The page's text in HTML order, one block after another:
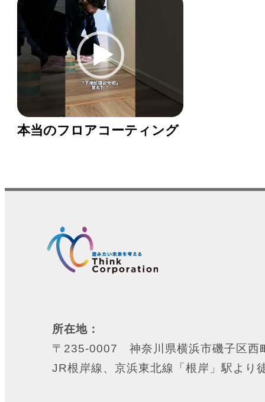
本当のフロアコーティング
所在地：
〒235-0007 神奈川県横浜市磯子区西
JR根岸線、京浜東北線「根岸」駅より